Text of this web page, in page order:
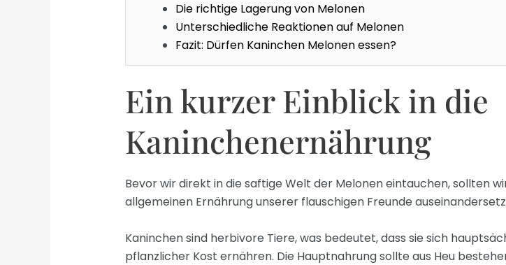
Die richtige Lagerung von Melonen
Unterschiedliche Reaktionen auf Melonen
Fazit: Dürfen Kaninchen Melonen essen?
Ein kurzer Einblick in die
Kaninchenernährung
Bevor wir direkt in die saftige Welt der Melonen eintauchen, sollten
allgemeinen Ernährung unserer flauschigen Freunde
Kaninchen sind herbivore Tiere, was bedeutet, dass sie sich
pflanzlicher Kost ernähren. Die Hauptnahrung sollte aus Heu